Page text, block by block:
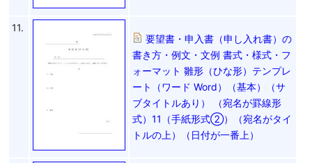
11.
要望書・申入書（申し入れ書）の
書き方・例文・文例 書式・様式・フ
ォーマット 雛形（ひな形）テンプレ
ート（ワード Word）（基本）（サ
ブタイトルあり） （宛名が罫線形
式）11（手紙形式②）（宛名がタイ
トルの上）（日付が一番上）